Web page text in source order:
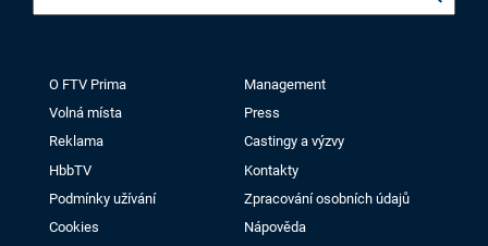
O FTV Prima
Management
Volná místa
Press
Reklama
Castingy a výzvy
HbbTV
Kontakty
Podmínky užívání
Zpracování osobních údajů
Cookies
Nápověda